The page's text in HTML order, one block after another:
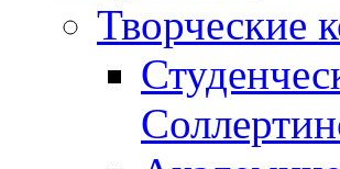
Творческие